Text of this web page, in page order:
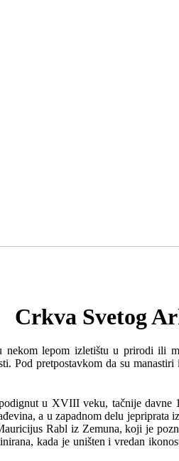
Crkva Svetog
nekom lepom izletištu u prirodi
Pod pretpostavkom da su
u XVIII veku, tačnije davne
a u zapadnom delu
Rabl iz Zemuna, koji je
kada je uništen i vredan